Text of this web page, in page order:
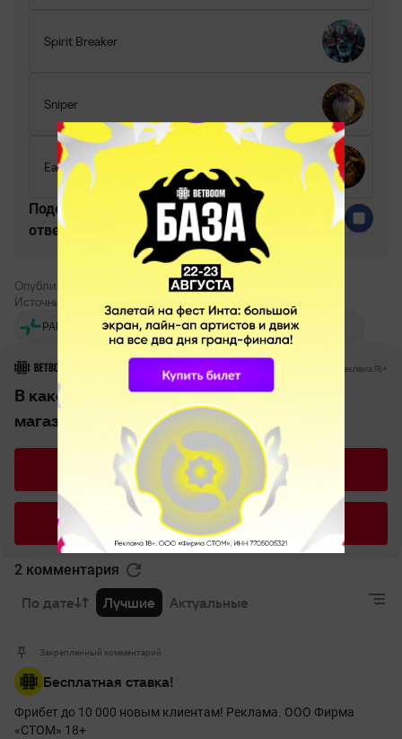
Spirit Breaker
Sniper
Earthshaker
Поделитесь c миром своим
ответом
Опубликовал:
Артём Васильченко
Источник:
Dota2net
PARIVISION
Дмитрий «DM»
Дорохин
Team
Liquid
Реклама 18+
В какой пушке в CS 2 больше патронов в
магазине?
P90
ПП-БИЗОН
2 комментария
По дате Лучшие Актуальные
Закрепленный комментарий
Бесплатная ставка!
Фрибет до 10 000 новым клиентам! Реклама. ООО Фирма
«СТОМ» 18+